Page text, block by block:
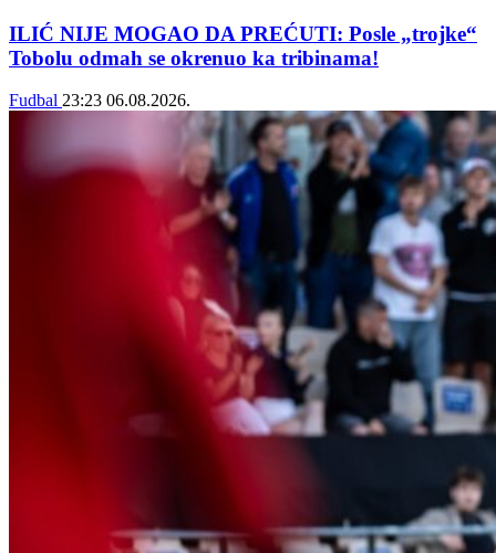
ILIĆ NIJE MOGAO DA PREĆUTI: Posle „trojke“
Tobolu odmah se okrenuo ka tribinama!
Fudbal 23:23 06.08.2026.